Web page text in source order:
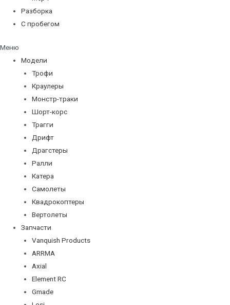
Разборка
С пробегом
Меню
Модели
Трофи
Краулеры
Монстр-траки
Шорт-корс
Трагги
Дрифт
Драгстеры
Ралли
Катера
Самолеты
Квадрокоптеры
Вертолеты
Запчасти
Vanquish Products
ARRMA
Axial
Element RC
Gmade